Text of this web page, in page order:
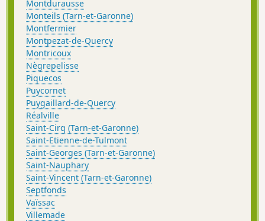
Montdurausse
Monteils (Tarn-et-Garonne)
Montfermier
Montpezat-de-Quercy
Montricoux
Nègrepelisse
Piquecos
Puycornet
Puygaillard-de-Quercy
Réalville
Saint-Cirq (Tarn-et-Garonne)
Saint-Etienne-de-Tulmont
Saint-Georges (Tarn-et-Garonne)
Saint-Nauphary
Saint-Vincent (Tarn-et-Garonne)
Septfonds
Vaïssac
Villemade